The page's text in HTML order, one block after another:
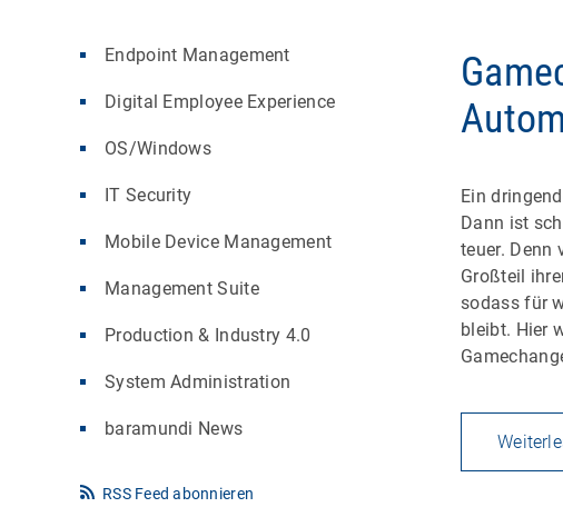
Endpoint Management
Digital Employee Experience
OS/Windows
IT Security
Mobile Device Management
Management Suite
Production & Industry 4.0
System Administration
baramundi News
RSS Feed abonnieren
Ein
Dann ist
teuer. Denn
Großteil
sodass für
bleibt. Hier